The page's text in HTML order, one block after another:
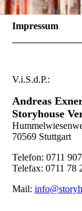
Impressum
V.i.S.d.P.:
Andreas
Storyhouse
70569 Stuttgart
Telefon: 0711
Telefax: 0711 78
Mail: